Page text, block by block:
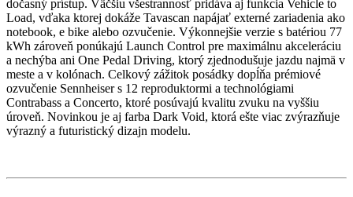
dočasný prístup. Väčšiu všestrannosť pridáva aj funkcia Vehicle to
Load, vďaka ktorej dokáže Tavascan napájať externé zariadenia ako
notebook, e bike alebo ozvučenie. Výkonnejšie verzie s batériou 77
kWh zároveň ponúkajú Launch Control pre maximálnu akceleráciu
a nechýba ani One Pedal Driving, ktorý zjednodušuje jazdu najmä v
meste a v kolónach. Celkový zážitok posádky dopĺňa prémiové
ozvučenie Sennheiser s 12 reproduktormi a technológiami
Contrabass a Concerto, ktoré posúvajú kvalitu zvuku na vyššiu
úroveň. Novinkou je aj farba Dark Void, ktorá ešte viac zvýrazňuje
výrazný a futuristický dizajn modelu.